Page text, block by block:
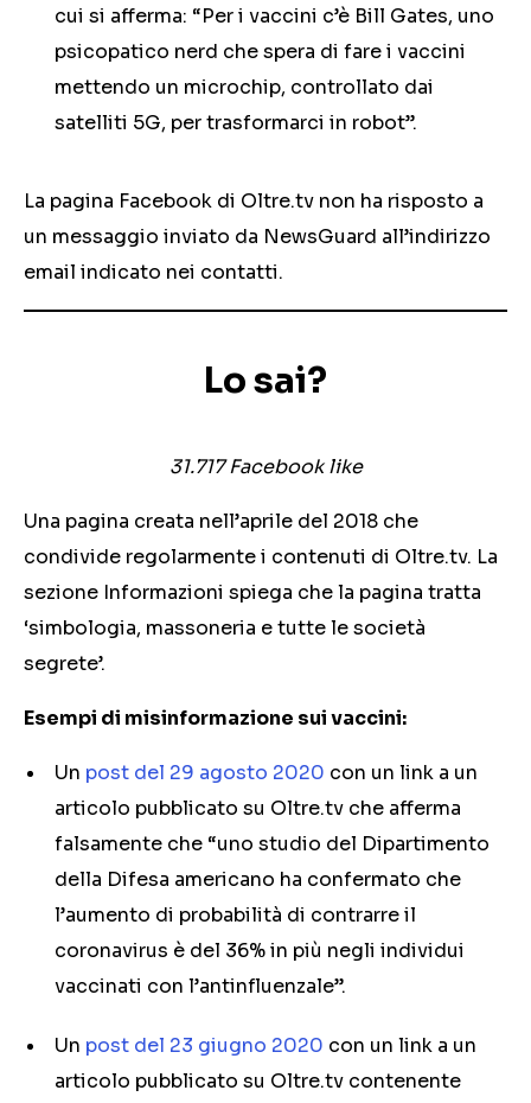
cui si afferma: “Per i vaccini c’è Bill Gates, uno
psicopatico nerd che spera di fare i vaccini
mettendo un microchip, controllato dai
satelliti 5G, per trasformarci in robot”.
La pagina Facebook di Oltre.tv non ha risposto a
un messaggio inviato da NewsGuard all’indirizzo
email indicato nei contatti.
Lo sai?
31.717 Facebook like
Una pagina creata nell’aprile del 2018 che
condivide regolarmente i contenuti di Oltre.tv. La
sezione Informazioni spiega che la pagina tratta
‘simbologia, massoneria e tutte le società
segrete’.
Esempi di misinformazione sui vaccini:
Un post del 29 agosto 2020 con un link a un
articolo pubblicato su Oltre.tv che afferma
falsamente che “uno studio del Dipartimento
della Difesa americano ha confermato che
l’aumento di probabilità di contrarre il
coronavirus è del 36% in più negli individui
vaccinati con l’antinfluenzale”.
Un post del 23 giugno 2020 con un link a un
articolo pubblicato su Oltre.tv contenente